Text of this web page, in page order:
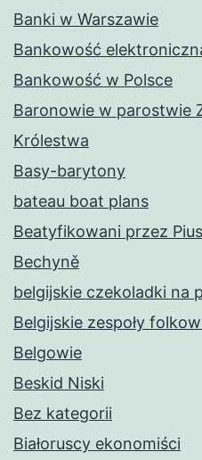
Banki w Warszawie
Bankowość
Bankowość w Polsce
Baronowie w parostwie
Królestwa
Basy-barytony
bateau boat plans
Beatyfikowani przez
Bechyně
belgijskie czekoladki na
Belgijskie zespoły
Belgowie
Beskid Niski
Bez kategorii
Białoruscy ekonomiści